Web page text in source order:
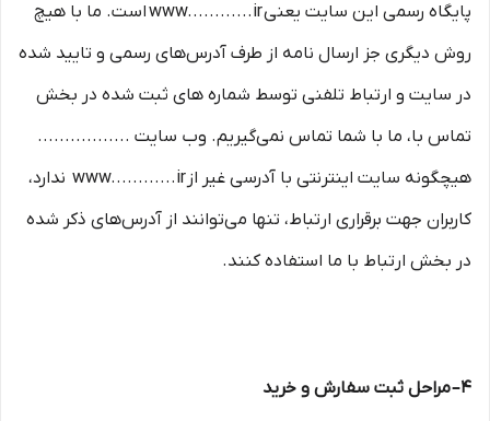
پایگاه رسمی این سایت یعنی www............ir است. ما با هیچ
روش دیگری جز ارسال نامه از طرف آدرس‏‌های رسمی و تایید شده
در سایت و ارتباط تلفنی توسط شماره های ثبت شده در بخش
تماس با، ما با شما تماس نمی‌‏گیریم. وب سایت .................
هیچگونه سایت اینترنتی با آدرسی غیر از www............ir ندارد،
کاربران جهت برقراری ارتباط، تنها می‏‌توانند از آدرس‌‏های ذکر شده
در بخش ارتباط با ما استفاده کنند.
۴– مراحل ثبت سفارش و خرید